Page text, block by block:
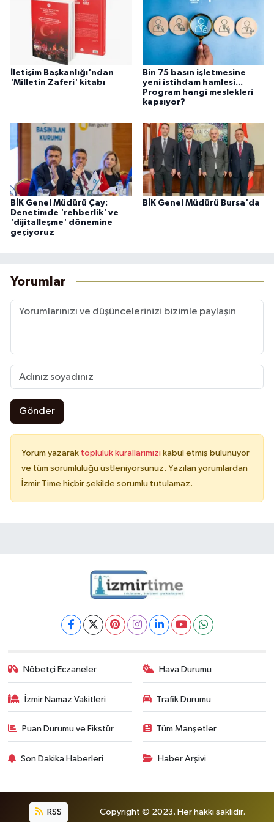
İletişim Başkanlığı'ndan
'Milletin Zaferi' kitabı
Bin 75 basın işletmesine
yeni istihdam hamlesi...
Program hangi meslekleri
kapsıyor?
BİK Genel Müdürü Çay:
Denetimde 'rehberlik' ve
'dijitalleşme' dönemine
geçiyoruz
BİK Genel Müdürü Bursa'da
Yorumlar
Gönder
Yorum yazarak topluluk kurallarımızı kabul etmiş bulunuyor
ve tüm sorumluluğu üstleniyorsunuz. Yazılan yorumlardan
İzmir Time hiçbir şekilde sorumlu tutulamaz.
Nöbetçi Eczaneler Hava Durumu
İzmir Namaz Vakitleri Trafik Durumu
Puan Durumu ve Fikstür Tüm Manşetler
Son Dakika Haberleri Haber Arşivi
RSS Copyright © 2023. Her hakkı saklıdır.